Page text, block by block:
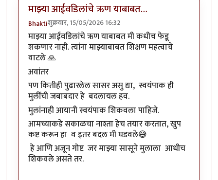
माझ्या आईवडिलांचे ऋण याबाबत…
Bhaktiशुक्रवार, 15/05/2026 16:32
माझ्या आईवडिलांचे ऋण याबाबत मी कधीच फेडू
शकणार नाही. त्यांना माझ्याबाबत शिक्षण महत्वाचे
वाटले 🙏
अवांतर
पण कितीही पुढारलेल सासर असु द्या, स्वयंपाक ही
मुलींची जबाबदार हे बदलायल हव.
मुलांनाही आयानी स्वयंपाक शिकवला पाहिजे.
आमच्याकडे सकाळचा नाश्ता हेच तयार करतात, खुप
कष्ट करून हा व इतर बदल मी घडवले😅
हे आणि अजून गोष्ट जर माझ्या सासूने मुलाला आधीच
शिकवले असते तर.